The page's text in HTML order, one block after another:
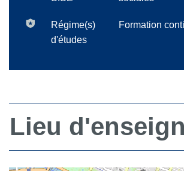
Régime(s)
d'études
Formation
Lieu